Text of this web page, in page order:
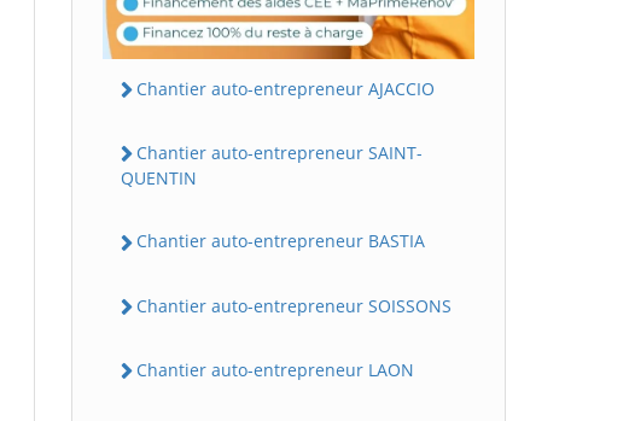
Chantier auto-entrepreneur AJACCIO
Chantier auto-entrepreneur SAINT-
QUENTIN
Chantier auto-entrepreneur BASTIA
Chantier auto-entrepreneur SOISSONS
Chantier auto-entrepreneur LAON